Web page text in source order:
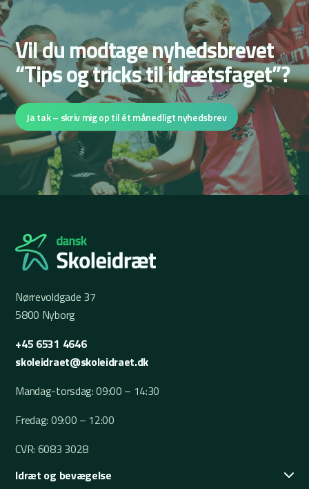
Vil du modtage nyhedsbrevet
“Tips og tricks til idrætsfaget”?
Ja tak – skriv mig op til ét månedligt nyhedsbrev
Nørrevoldgade 37
5800 Nyborg
+45 6531 4646
skoleidraet@skoleidraet.dk
Mandag-torsdag: 09:00 – 14:30
Fredag: 09:00 – 12:00
CVR: 6083 3028
Idræt og bevægelse